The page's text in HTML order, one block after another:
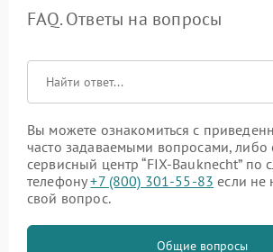
FAQ. Ответы на вопросы
Вы можете ознакомиться с
часто задаваемыми вопросами, либо
сервисный центр “FIX-Bauknecht” по
телефону+7 (800) 301-55-83 если не
свой вопрос.
Общие вопросы